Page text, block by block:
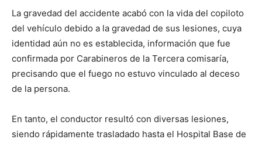
La gravedad del accidente acabó con la vida del copiloto
del vehículo debido a la gravedad de sus lesiones, cuya
identidad aún no es establecida, información que fue
confirmada por Carabineros de la Tercera comisaría,
precisando que el fuego no estuvo vinculado al deceso
de la persona.
En tanto, el conductor resultó con diversas lesiones,
siendo rápidamente trasladado hasta el Hospital Base de